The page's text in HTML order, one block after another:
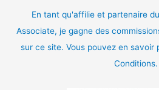
En tant qu'affilie et partenaire
Associate, je gagne des
sur ce site. Vous pouvez en savoir
Conditions.